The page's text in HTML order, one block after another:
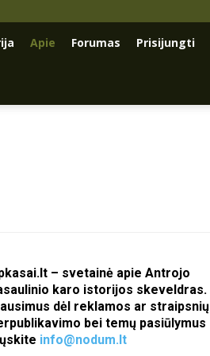
Apie Forumas Prisijungti
– svetainė apie Antrojo
karo istorijos skeveldras.
dėl reklamos ar straipsnių
bei temų pasiūlymus
info@nodum.lt